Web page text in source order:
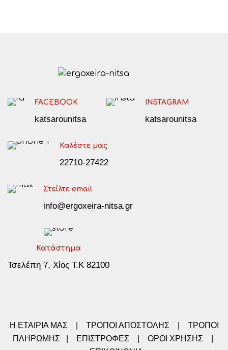
FACEBOOK
katsarounitsa
INSTAGRAM
katsarounitsa
Καλέστε μας
22710-27422
Στείλτε email
info@ergoxeira-nitsa.gr
Κατάστημα
Τσελέπη 7, Χίος Τ.Κ 82100
Η ΕΤΑΙΡΙΑ ΜΑΣ ΤΡΟΠΟΙ ΑΠΟΣΤΟΛΗΣ
ΤΡΟΠΟΙ
ΠΛΗΡΩΜΗΣ
ΕΠΙΣΤΡΟΦΕΣ ΟΡΟΙ ΧΡΗΣΗΣ